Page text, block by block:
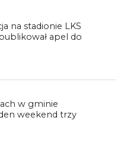
na stadionie LKS
apel do
w gminie
weekend trzy